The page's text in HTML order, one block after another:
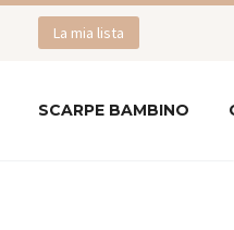
La mia lista
SCARPE BAMBINO